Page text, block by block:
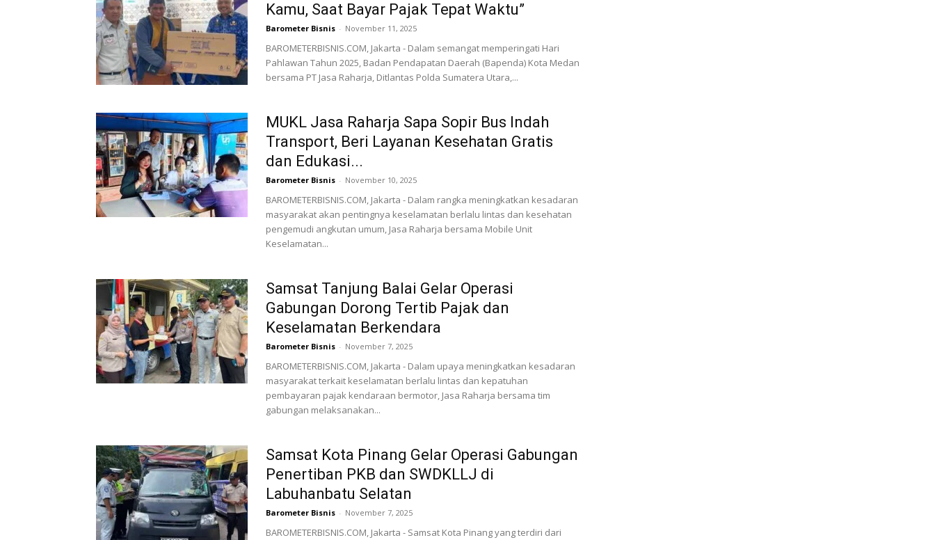
Kamu, Saat Bayar Pajak Tepat Waktu”
Barometer Bisnis - November 11, 2025
BAROMETERBISNIS.COM, Jakarta - Dalam semangat memperingati Hari
Pahlawan Tahun 2025, Badan Pendapatan Daerah (Bapenda) Kota Medan
bersama PT Jasa Raharja, Ditlantas Polda Sumatera Utara,...
MUKL Jasa Raharja Sapa Sopir Bus Indah
Transport, Beri Layanan Kesehatan Gratis
dan Edukasi...
Barometer Bisnis - November 10, 2025
BAROMETERBISNIS.COM, Jakarta - Dalam rangka meningkatkan kesadaran
masyarakat akan pentingnya keselamatan berlalu lintas dan kesehatan
pengemudi angkutan umum, Jasa Raharja bersama Mobile Unit
Keselamatan...
Samsat Tanjung Balai Gelar Operasi
Gabungan Dorong Tertib Pajak dan
Keselamatan Berkendara
Barometer Bisnis - November 7, 2025
BAROMETERBISNIS.COM, Jakarta - Dalam upaya meningkatkan kesadaran
masyarakat terkait keselamatan berlalu lintas dan kepatuhan
pembayaran pajak kendaraan bermotor, Jasa Raharja bersama tim
gabungan melaksanakan...
Samsat Kota Pinang Gelar Operasi Gabungan
Penertiban PKB dan SWDKLLJ di
Labuhanbatu Selatan
Barometer Bisnis - November 7, 2025
BAROMETERBISNIS.COM, Jakarta - Samsat Kota Pinang yang terdiri dari